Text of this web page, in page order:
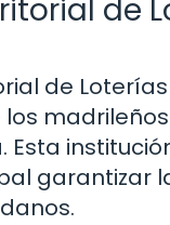
de
de
garantizar